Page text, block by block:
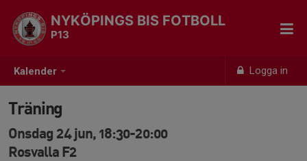
Kalender Logga in
NYKÖPINGS BIS FOTBOLL
P13
Träning
Onsdag 24 jun, 18:30-20:00
Rosvalla F2